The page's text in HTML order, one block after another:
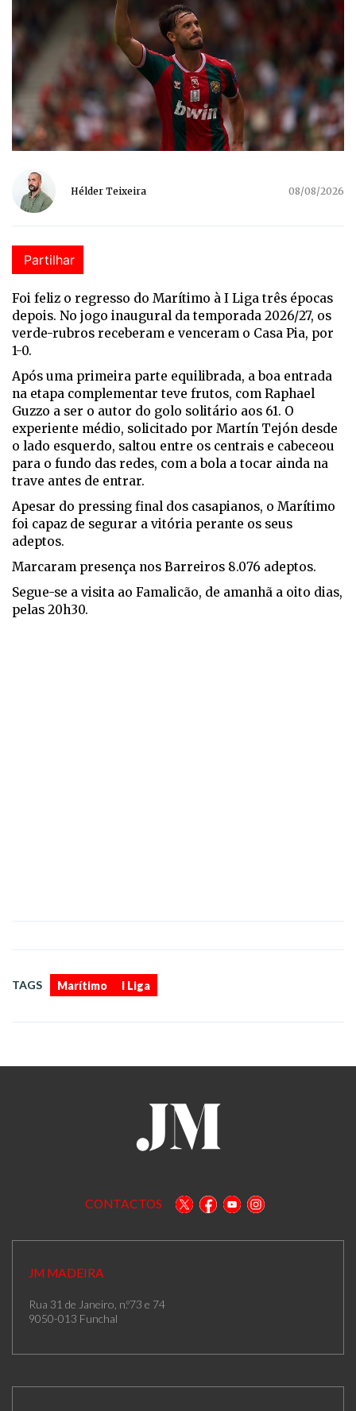
Hélder Teixeira 08/08/2026
Partilhar
Foi feliz o regresso do Marítimo à I Liga três épocas
depois. No jogo inaugural da temporada 2026/27, os
verde-rubros receberam e venceram o Casa Pia, por
1-0.
Após uma primeira parte equilibrada, a boa entrada
na etapa complementar teve frutos, com Raphael
Guzzo a ser o autor do golo solitário aos 61. O
experiente médio, solicitado por Martín Tejón desde
o lado esquerdo, saltou entre os centrais e cabeceou
para o fundo das redes, com a bola a tocar ainda na
trave antes de entrar.
Apesar do pressing final dos casapianos, o Marítimo
foi capaz de segurar a vitória perante os seus
adeptos.
Marcaram presença nos Barreiros 8.076 adeptos.
Segue-se a visita ao Famalicão, de amanhã a oito dias,
pelas 20h30.
TAGS Marítimo I Liga
CONTACTOS
JM MADEIRA
Rua 31 de Janeiro, n.º73 e 74
9050-013 Funchal